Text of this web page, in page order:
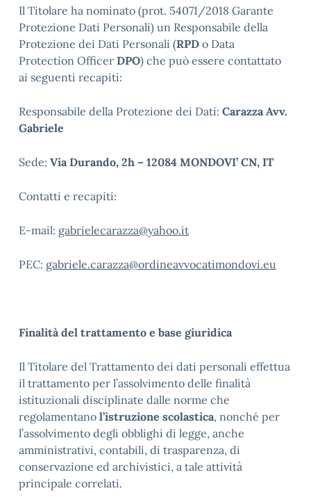
Il Titolare ha nominato (prot. 54071/2018 Garante
Protezione Dati Personali) un Responsabile della
Protezione dei Dati Personali (RPD o Data
Protection Officer DPO) che può essere contattato
ai seguenti recapiti:
Responsabile della Protezione dei Dati: Carazza Avv.
Gabriele
Sede: Via Durando, 2h – 12084 MONDOVI’ CN, IT
Contatti e recapiti:
E-mail: gabrielecarazza@yahoo.it
PEC: gabriele.carazza@ordineavvocatimondovi.eu
Finalità del trattamento e base giuridica
Il Titolare del Trattamento dei dati personali effettua
il trattamento per l’assolvimento delle finalità
istituzionali disciplinate dalle norme che
regolamentano l’istruzione scolastica, nonché per
l’assolvimento degli obblighi di legge, anche
amministrativi, contabili, di trasparenza, di
conservazione ed archivistici, a tale attività
principale correlati.